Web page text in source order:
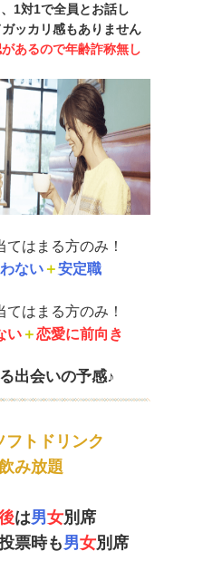
1対1で全員とお話し
ッカリ感もありません
あるので年齢詐称無し
てはまる方のみ！
ない＋安定職
てはまる方のみ！
い＋恋愛に前向き
出会いの予感♪
フトドリンク
み放題
は男女別席
票時も男女別席